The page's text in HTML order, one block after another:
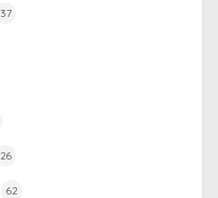
37
26
62